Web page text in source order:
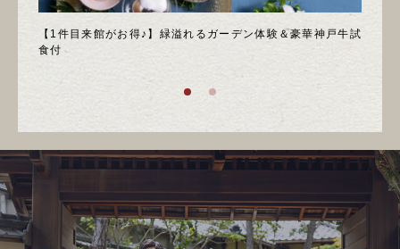
【1件目来館がお得♪】緑溢れるガーデン体験＆豪華神戸牛試
食付